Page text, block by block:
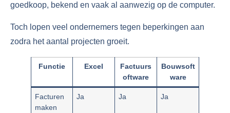
goedkoop, bekend en vaak al aanwezig op de computer.
Toch lopen veel ondernemers tegen beperkingen aan
zodra het aantal projecten groeit.
Functie Excel
Factuurs
oftware
Bouwsoft
ware
Facturen
maken
Ja Ja Ja